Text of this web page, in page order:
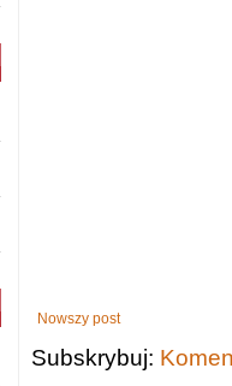
Nowszy post
Subskrybuj: